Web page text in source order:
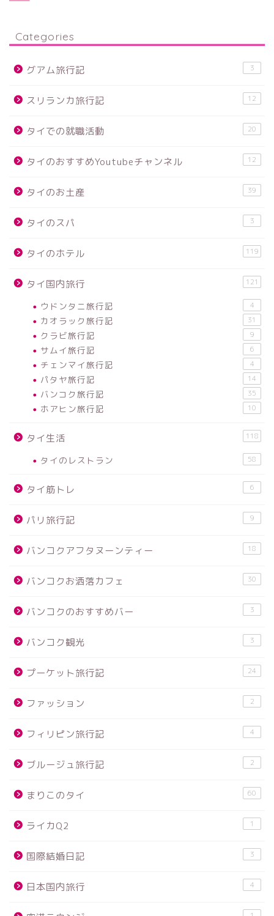
Categories
グアム旅行記 3
スリランカ旅行記 12
タイでの就職活動 20
タイのおすすめYoutubeチャンネル 12
タイのお土産 39
タイのスパ 3
タイのホテル 119
タイ国内旅行 121
ウドンタニ旅行記 4
カオラック旅行記 31
クラビ旅行記 9
サムイ旅行記 6
チェンマイ旅行記 4
パタヤ旅行記 14
バンコク旅行記 35
ホアヒン旅行記 10
タイ生活 118
タイのレストラン 58
タイ筋トレ 6
パリ旅行記 9
バンコクアフタヌーンティー 18
バンコクお洒落カフェ 30
バンコクのおすすめバー 3
バンコク観光 3
プーケット旅行記 24
ファッション 2
フィリピン旅行記 4
ブルージュ旅行記 2
まりこのタイ 60
ライカQ2 1
国際結婚日記 3
日本国内旅行 4